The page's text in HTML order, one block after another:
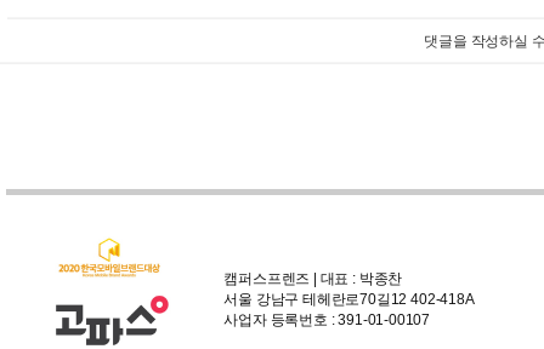
댓글을 작성하실
캠퍼스프렌즈 | 대표 : 박종찬
서울 강남구 테헤란로70길12 402-418A
사업자 등록번호 : 391-01-00107